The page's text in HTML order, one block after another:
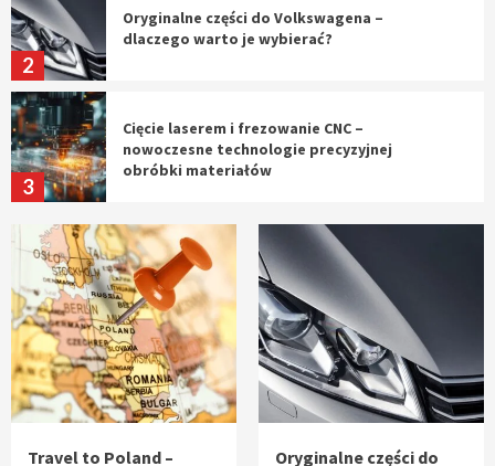
2
Oryginalne części do Volkswagena –
dlaczego warto je wybierać?
3
Cięcie laserem i frezowanie CNC –
nowoczesne technologie precyzyjnej
obróbki materiałów
4
Czy sztuczna inteligencja wyprze pracę
geodety w przyszłości?
5
Tworzenie aplikacji internetowych – jak
powstają nowoczesne rozwiązania cyfrowe
Travel to Poland –
Oryginalne części do